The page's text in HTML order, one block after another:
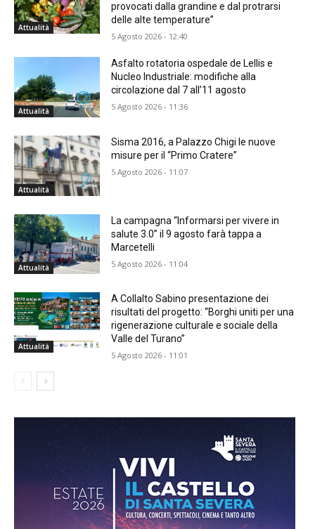
Attualità
provocati dalla grandine e dal protrarsi
delle alte temperature”
5 Agosto 2026 - 12:40
Attualità
Asfalto rotatoria ospedale de Lellis e
Nucleo Industriale: modifiche alla
circolazione dal 7 all’11 agosto
5 Agosto 2026 - 11:36
Attualità
Sisma 2016, a Palazzo Chigi le nuove
misure per il “Primo Cratere”
5 Agosto 2026 - 11:07
Attualità
La campagna “Informarsi per vivere in
salute 3.0” il 9 agosto farà tappa a
Marcetelli
5 Agosto 2026 - 11:04
Attualità
A Collalto Sabino presentazione dei
risultati del progetto: “Borghi uniti per una
rigenerazione culturale e sociale della
Valle del Turano”
5 Agosto 2026 - 11:01